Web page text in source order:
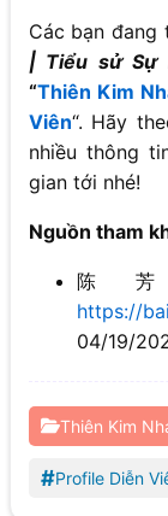
Các bạn đang
| Tiểu sử Sự
“Thiên Kim
Viên“. Hãy
nhiều thông
gian tới nhé!
Nguồn tham
陈芳
https://
04/19/
Thiên Kim
#Profile Diễn